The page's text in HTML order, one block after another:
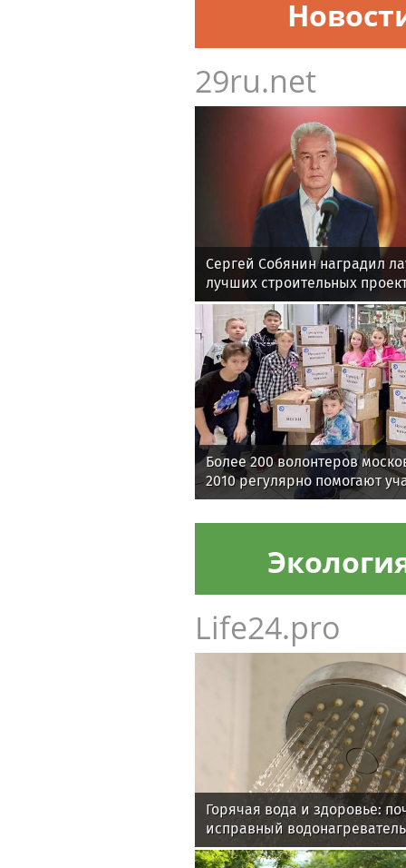
29ru.net
Сергей Собянин наградил
лучших строительных
Более 200 волонтеров
2010 регулярно помогают
Life24.pro
Горячая вода и здоровье:
исправный водонагреватель